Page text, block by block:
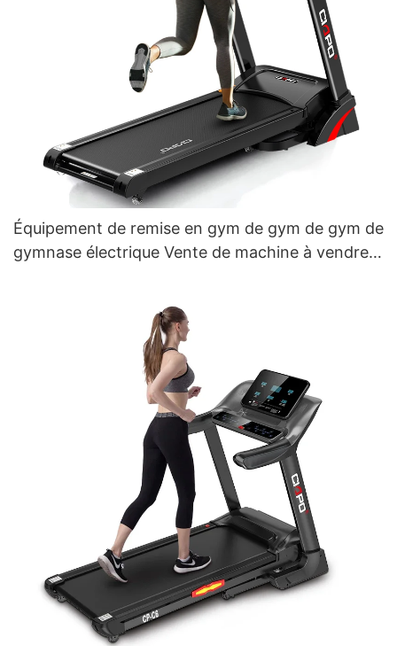
Équipement de remise en gym de gym de gym de
gymnase électrique Vente de machine à vendre